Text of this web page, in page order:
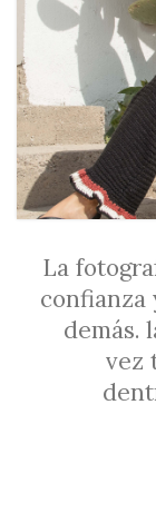
La
confianza
demás.
vez